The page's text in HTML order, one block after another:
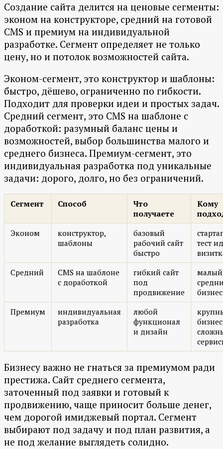
Создание сайта делится на ценовые сегменты:
эконом на конструкторе, средний на готовой
CMS и премиум на индивидуальной
разработке. Сегмент определяет не только
цену, но и потолок возможностей сайта.
Эконом-сегмент, это конструктор и шаблоны:
быстро, дёшево, ограниченно по гибкости.
Подходит для проверки идеи и простых задач.
Средний сегмент, это CMS на шаблоне с
доработкой: разумный баланс цены и
возможностей, выбор большинства малого и
среднего бизнеса. Премиум-сегмент, это
индивидуальная разработка под уникальные
задачи: дорого, долго, но без ограничений.
Сегмент Способ
Что
получаете
Кому
Эконом
конструктор,
шаблоны
базовый
рабочий сайт
быстро
тест
Средний
CMS на шаблоне
с доработкой
гибкий сайт
под
продвижение
бизнес
Премиум
индивидуальная
разработка
любой
функционал
и дизайн
Бизнесу важно не гнаться за премиумом ради
престижа. Сайт среднего сегмента,
заточенный под заявки и готовый к
продвижению, чаще приносит больше денег,
чем дорогой имиджевый портал. Сегмент
выбирают под задачу и под план развития, а
не под желание выглядеть солидно.